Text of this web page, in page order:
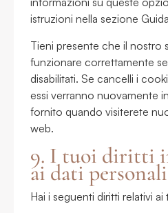
istruzioni nella sezione
Tieni presente che il nostro
funzionare correttamente
disabilitati. Se cancelli i
essi verranno nuovamente
fornito quando visiterete
web.
9. I tuoi diritti
ai dati personali
Hai i seguenti diritti relativi